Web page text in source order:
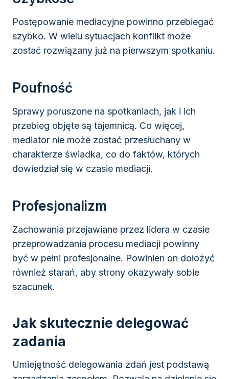
Postępowanie mediacyjne powinno przebiegać
szybko. W wielu sytuacjach konflikt może
zostać rozwiązany już na pierwszym spotkaniu.
Poufność
Sprawy poruszone na spotkaniach, jak i ich
przebieg objęte są tajemnicą. Co więcej,
mediator nie może zostać przesłuchany w
charakterze świadka, co do faktów, których
dowiedział się w czasie mediacji.
Profesjonalizm
Zachowania przejawiane przez lidera w czasie
przeprowadzania procesu mediacji powinny
być w pełni profesjonalne. Powinien on dołożyć
również starań, aby strony okazywały sobie
szacunek.
Jak skutecznie delegować
zadania
Umiejętność delegowania zdań jest podstawą